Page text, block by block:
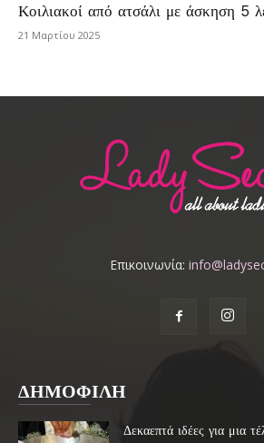
Κοιλιακοί από ατσάλι με άσκηση 5
21 Μαρτίου 2025
Επικοινωνία:
ΔΗΜΟΦΙΛΗ
Δεκαεπτά ιδέες για μια